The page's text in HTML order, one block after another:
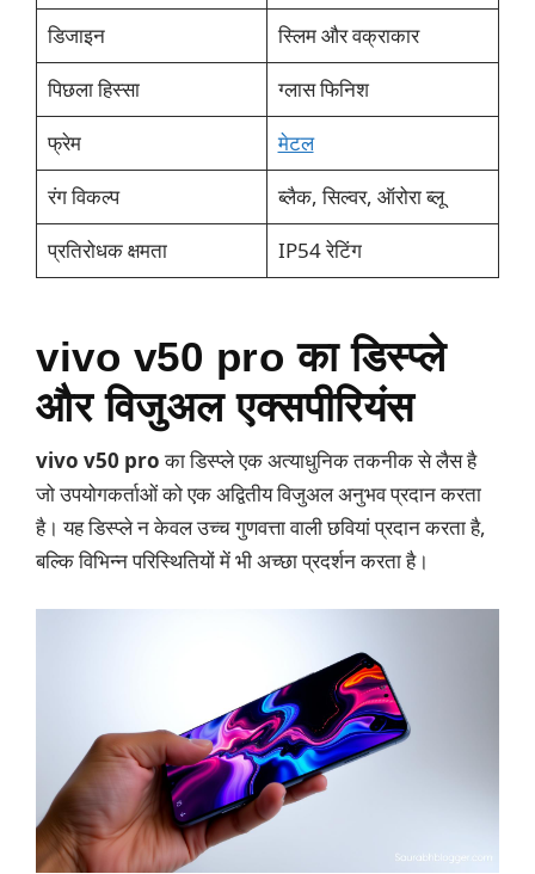
डिजाइन
स्लिम और वक्राकार
पिछला हिस्सा
ग्लास फिनिश
फ्रेम
मेटल
रंग विकल्प
ब्लैक, सिल्वर, ऑरोरा ब्लू
प्रतिरोधक क्षमता
IP54 रेटिंग
vivo v50 pro का डिस्प्ले
और विजुअल एक्सपीरियंस
vivo v50 proका डिस्प्ले एक अत्याधुनिक तकनीक से लैस है
जो उपयोगकर्ताओं को एक अद्वितीय विजुअल अनुभव प्रदान करता
है। यह डिस्प्ले न केवल उच्च गुणवत्ता वाली छवियां प्रदान करता है,
बल्कि विभिन्न परिस्थितियों में भी अच्छा प्रदर्शन करता है।